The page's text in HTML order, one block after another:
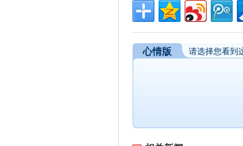
心情版 请选择您看到